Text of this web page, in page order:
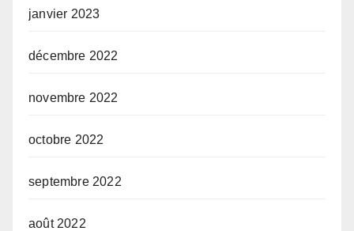
janvier 2023
décembre 2022
novembre 2022
octobre 2022
septembre 2022
août 2022